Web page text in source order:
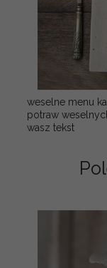
weselne menu
potraw
wasz tekst